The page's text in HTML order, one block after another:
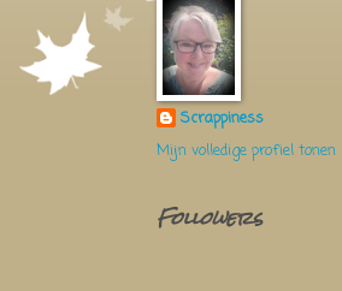
Scrappiness
Mijn volledige profiel tonen
Followers